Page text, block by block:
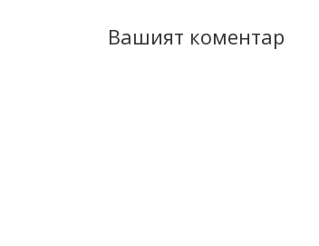
Вашият коментар